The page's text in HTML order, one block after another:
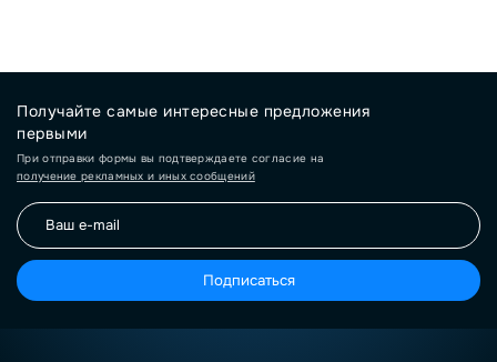
Получайте самые интересные предложения
первыми
При отправки формы вы подтверждаете согласие на
получение рекламных и иных сообщений
Подписаться